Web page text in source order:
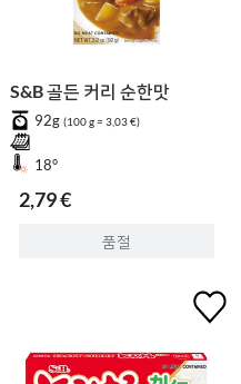
S&B 골든 커리 순한맛
92g (100 g = 3,03 €)
18°
2,79 €
품절